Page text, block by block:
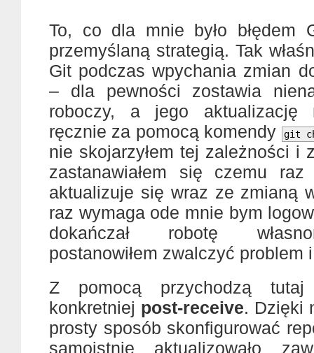
To, co dla mnie było błędem
przemyślaną strategią. Tak
Git podczas wpychania zmian
– dla pewności zostawia
roboczy, a jego aktualizację
ręcznie za pomocą komendy
git
nie skojarzyłem tej zależności i
zastanawiałem się czemu
aktualizuje się wraz ze zmianą
raz wymaga ode mnie bym
dokańczał robotę
postanowiłem zwalczyć problem
Z pomocą przychodzą
konkretniej post-receive. Dzięki
prosty sposób skonfigurować
samoistnie aktualizowało